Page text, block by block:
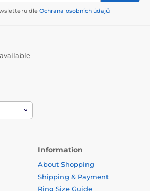
dle Ochrana osobních údajů
Information
About Shopping
Shipping & Payment
Ring Size Guide